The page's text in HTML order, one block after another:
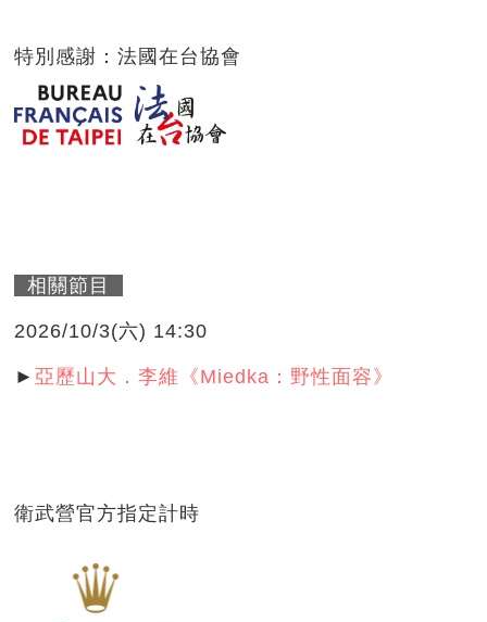
特別感謝：法國在台協會
相關節目
2026/10/3(六) 14:30
► 亞歷山大．李維《Miedka：野性面容》
衛武營官方指定計時